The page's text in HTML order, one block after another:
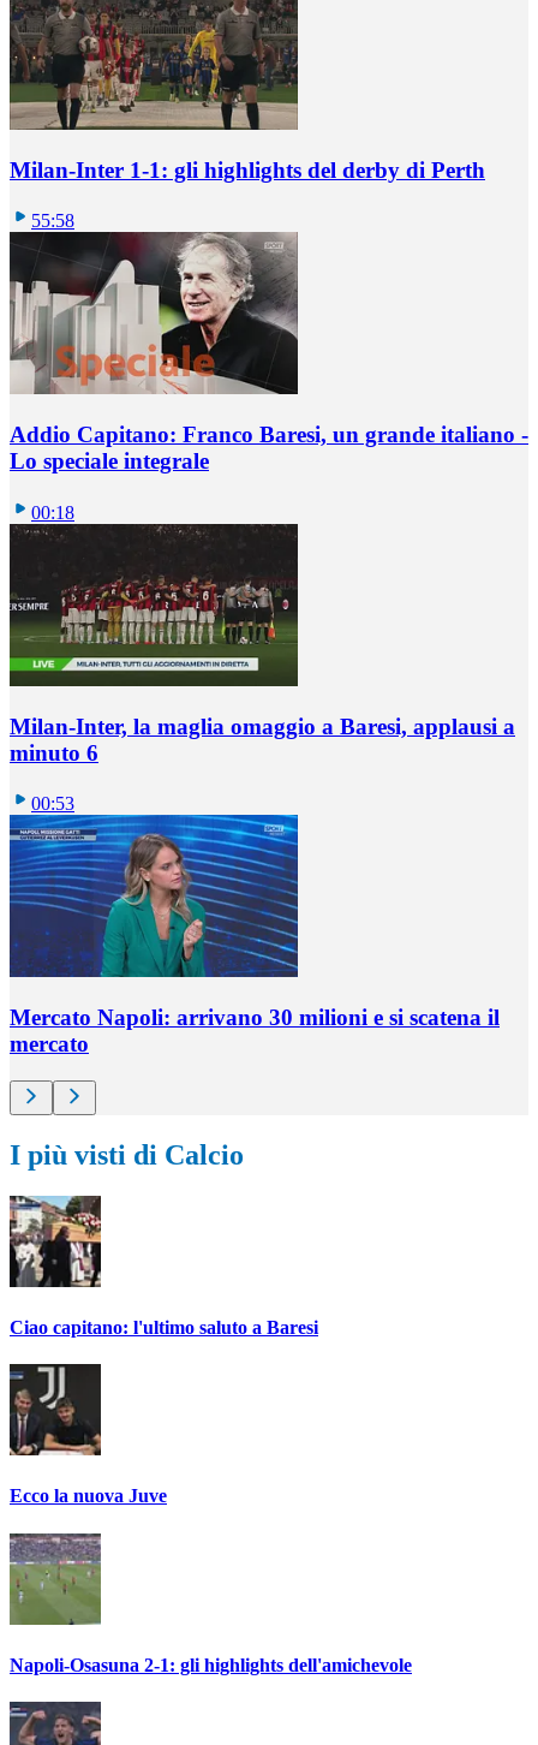
Milan-Inter 1-1: gli highlights del derby di Perth
55:58
Addio Capitano: Franco Baresi, un grande italiano -
Lo speciale integrale
00:18
Milan-Inter, la maglia omaggio a Baresi, applausi a
minuto 6
00:53
Mercato Napoli: arrivano 30 milioni e si scatena il
mercato
I più visti di Calcio
Ciao capitano: l'ultimo saluto a Baresi
Ecco la nuova Juve
Napoli-Osasuna 2-1: gli highlights dell'amichevole